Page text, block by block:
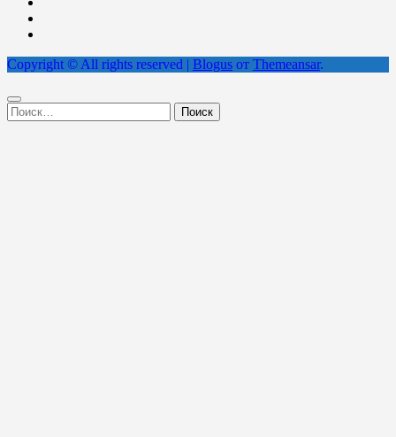
Copyright © All rights reserved | Blogus от Themeansar.
Найти: